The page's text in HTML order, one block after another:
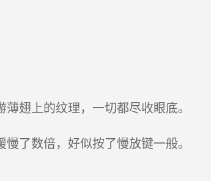
翅上的纹理，一切都尽收眼底。
了数倍，好似按了慢放键一般。